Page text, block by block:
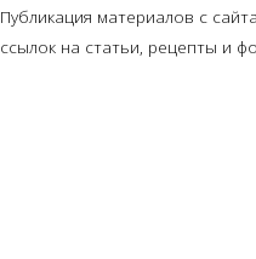
Публикация материалов с
ссылок на статьи, рецепты и